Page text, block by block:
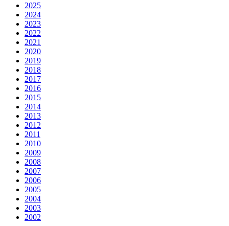
2025
2024
2023
2022
2021
2020
2019
2018
2017
2016
2015
2014
2013
2012
2011
2010
2009
2008
2007
2006
2005
2004
2003
2002